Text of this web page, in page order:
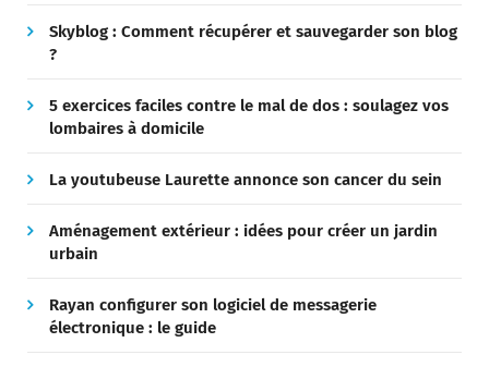
Skyblog : Comment récupérer et sauvegarder son blog
?
5 exercices faciles contre le mal de dos : soulagez vos
lombaires à domicile
La youtubeuse Laurette annonce son cancer du sein
Aménagement extérieur : idées pour créer un jardin
urbain
Rayan configurer son logiciel de messagerie
électronique : le guide